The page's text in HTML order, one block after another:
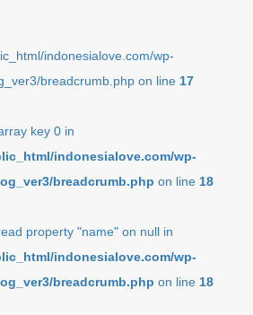
indonesialove.com/wp-
breadcrumb.php on line 17
key 0 in
indonesialove.com/wp-
breadcrumb.php on line 18
property "name" on null in
indonesialove.com/wp-
breadcrumb.php on line 18